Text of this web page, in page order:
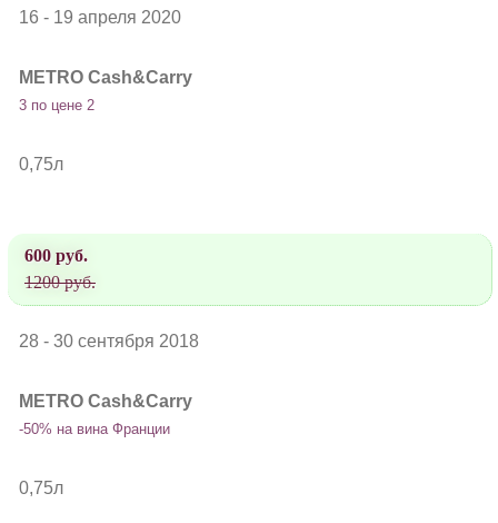
16 - 19 апреля 2020
METRO Cash&Carry
3 по цене 2
0,75л
600 руб.
1200 руб.
28 - 30 сентября 2018
METRO Cash&Carry
-50% на вина Франции
0,75л